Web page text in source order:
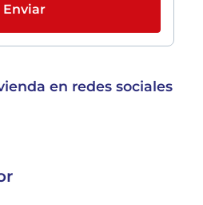
Enviar
en redes sociales